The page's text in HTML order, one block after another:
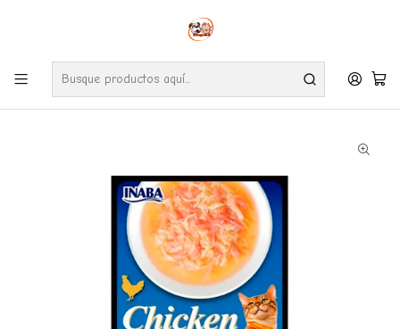
Envíos gratuitos por compras desde $24.990 en la RM (Comunas informadas
Ve nuestras zonas de cobertura diaria.
Inicio Gatos Snack Caldo de pollo con pollo atún (Chicken Broth)